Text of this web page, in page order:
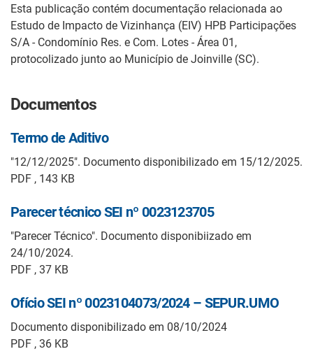
Esta publicação contém documentação relacionada ao
Estudo de Impacto de Vizinhança (EIV) HPB Participações
S/A - Condomínio Res. e Com. Lotes - Área 01,
protocolizado junto ao Município de Joinville (SC).
Documentos
Termo de Aditivo
"12/12/2025". Documento disponibilizado em 15/12/2025.
PDF , 143 KB
Parecer técnico SEI nº 0023123705
"Parecer Técnico". Documento disponibiizado em
24/10/2024.
PDF , 37 KB
Ofício SEI nº 0023104073/2024 – SEPUR.UMO
Documento disponibilizado em 08/10/2024
PDF , 36 KB